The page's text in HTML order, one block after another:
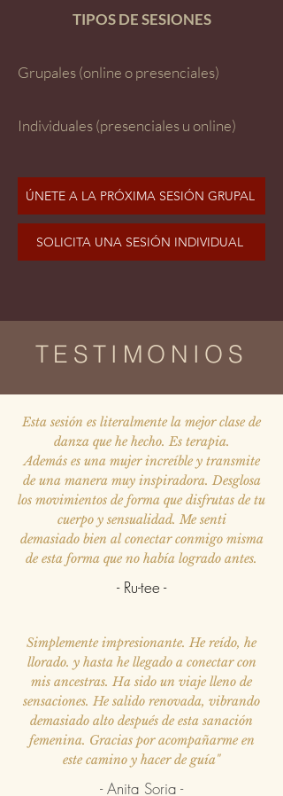
TIPOS DE SESIONES
Grupales (online o presenciales)
Individuales (presenciales u online)
ÚNETE A LA PRÓXIMA SESIÓN GRUPAL
SOLICITA UNA SESIÓN INDIVIDUAL
TESTIMONIOS
Esta sesión es literalmente la mejor clase de
danza que he hecho. Es terapia.
Además es una mujer increíble y transmite
de una manera muy inspiradora. Desglosa
los movimientos de forma que disfrutas de tu
cuerpo y sensualidad. Me senti
demasiado bien al conectar conmigo misma
de esta forma que no había logrado antes.
- Ru-tee -
Simplemente impresionante. He reído, he
llorado. y hasta he llegado a conectar con
mis ancestras. Ha sido un viaje lleno de
sensaciones. He salido renovada, vibrando
demasiado alto después de esta sanación
femenina. Gracias por acompañarme en
este camino y hacer de guía"
- Anita Soria -